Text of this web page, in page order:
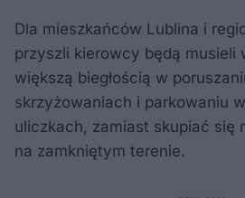
Dla mieszkańców Lublina i
przyszli kierowcy będą musieli
większą biegłością w
skrzyżowaniach i parkowaniu
uliczkach, zamiast skupiać się
na zamkniętym terenie.